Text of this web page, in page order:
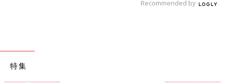
Recommended by
特集